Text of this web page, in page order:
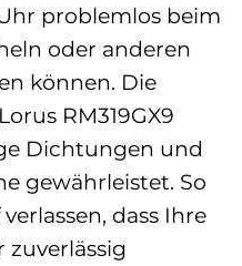
problemlos beim
oder anderen
können. Die
RM319GX9
Dichtungen und
gewährleistet. So
dass Ihre
zuverlässig